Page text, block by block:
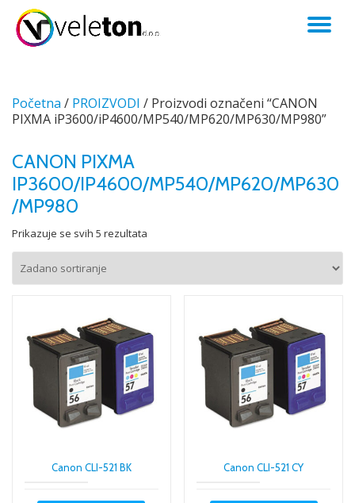
Skip
Početna / PROIZVODI / Proizvodi označeni “CANON
PIXMA iP3600/iP4600/MP540/MP620/MP630/MP980”
CANON PIXMA
IP3600/IP4600/MP540/MP620/MP630
/MP980
Prikazuje se svih 5 rezultata
Canon CLI-521 BK Canon CLI-521 CY